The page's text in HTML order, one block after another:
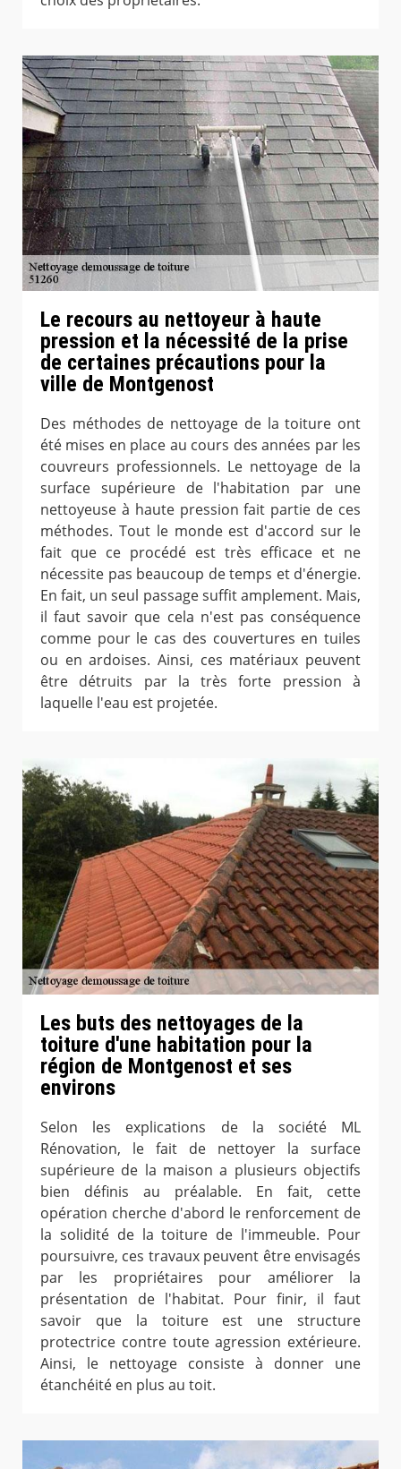
Le recours au nettoyeur à haute
pression et la nécessité de la prise
de certaines précautions pour la
ville de Montgenost
Des méthodes de nettoyage de la toiture ont
été mises en place au cours des années par les
couvreurs professionnels. Le nettoyage de la
surface supérieure de l'habitation par une
nettoyeuse à haute pression fait partie de ces
méthodes. Tout le monde est d'accord sur le
fait que ce procédé est très efficace et ne
nécessite pas beaucoup de temps et d'énergie.
En fait, un seul passage suffit amplement. Mais,
il faut savoir que cela n'est pas conséquence
comme pour le cas des couvertures en tuiles
ou en ardoises. Ainsi, ces matériaux peuvent
être détruits par la très forte pression à
laquelle l'eau est projetée.
Les buts des nettoyages de la
toiture d'une habitation pour la
région de Montgenost et ses
environs
Selon les explications de la société ML
Rénovation, le fait de nettoyer la surface
supérieure de la maison a plusieurs objectifs
bien définis au préalable. En fait, cette
opération cherche d'abord le renforcement de
la solidité de la toiture de l'immeuble. Pour
poursuivre, ces travaux peuvent être envisagés
par les propriétaires pour améliorer la
présentation de l'habitat. Pour finir, il faut
savoir que la toiture est une structure
protectrice contre toute agression extérieure.
Ainsi, le nettoyage consiste à donner une
étanchéité en plus au toit.